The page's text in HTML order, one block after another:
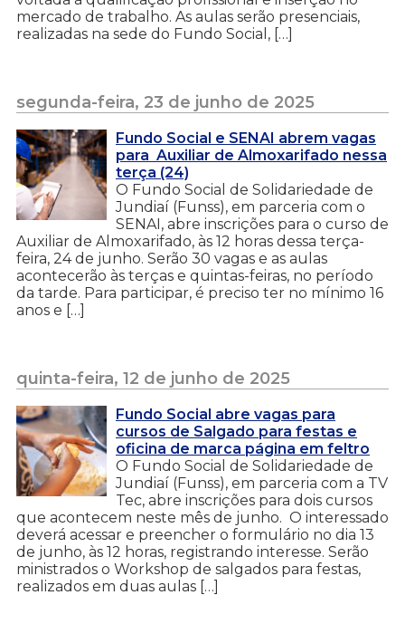
mercado de trabalho. As aulas serão presenciais,
realizadas na sede do Fundo Social, […]
segunda-feira, 23 de junho de 2025
Fundo Social e SENAI abrem vagas
para Auxiliar de Almoxarifado nessa
terça (24)
O Fundo Social de Solidariedade de
Jundiaí (Funss), em parceria com o
SENAI, abre inscrições para o curso de
Auxiliar de Almoxarifado, às 12 horas dessa terça-
feira, 24 de junho. Serão 30 vagas e as aulas
acontecerão às terças e quintas-feiras, no período
da tarde. Para participar, é preciso ter no mínimo 16
anos e […]
quinta-feira, 12 de junho de 2025
Fundo Social abre vagas para
cursos de Salgado para festas e
oficina de marca página em feltro
O Fundo Social de Solidariedade de
Jundiaí (Funss), em parceria com a TV
Tec, abre inscrições para dois cursos
que acontecem neste mês de junho. O interessado
deverá acessar e preencher o formulário no dia 13
de junho, às 12 horas, registrando interesse. Serão
ministrados o Workshop de salgados para festas,
realizados em duas aulas […]